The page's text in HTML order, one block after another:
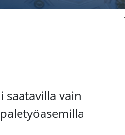
saatavilla vain